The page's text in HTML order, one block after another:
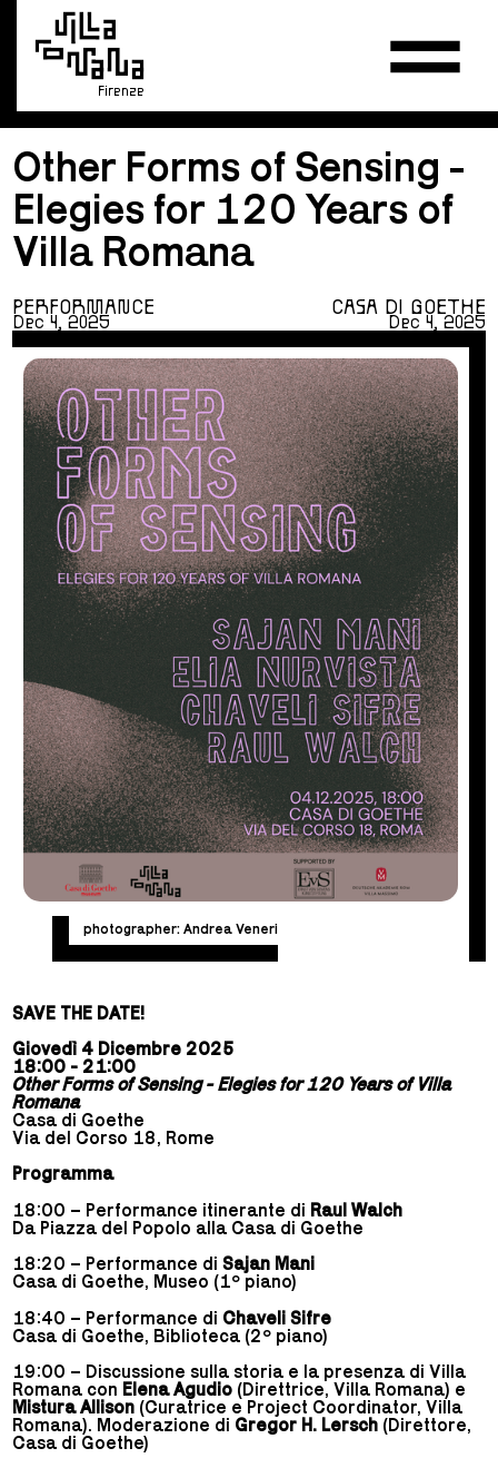
Firenze
Other Forms of Sensing -
Elegies for 120 Years of
Villa Romana
PERFORMANCE CASA DI GOETHE
Dec 4, 2025 Dec 4, 2025
photographer: Andrea Veneri
SAVE THE DATE!
Giovedì 4 Dicembre 2025
18:00 - 21:00
Other Forms of Sensing - Elegies for 120 Years of Villa
Romana
Casa di Goethe
Via del Corso 18, Rome
Programma
18:00 – Performance itinerante di Raul Walch
Da Piazza del Popolo alla Casa di Goethe
18:20 – Performance diSajan Mani
Casa di Goethe, Museo (1º piano)
18:40 – Performance di Chaveli Sifre
Casa di Goethe, Biblioteca (2º piano)
19:00 – Discussione sulla storia e la presenza di Villa
Romana con Elena Agudio (Direttrice, Villa Romana) e
Mistura Allison (Curatrice e Project Coordinator, Villa
Romana). Moderazione di Gregor H. Lersch (Direttore,
Casa di Goethe)